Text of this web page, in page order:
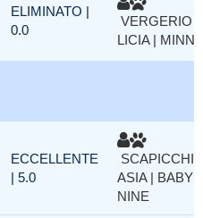
ELIMINATO |
0.0
VERGERIO
LICIA |
ECCELLENTE
| 5.0
ASIA | BABY
NINE